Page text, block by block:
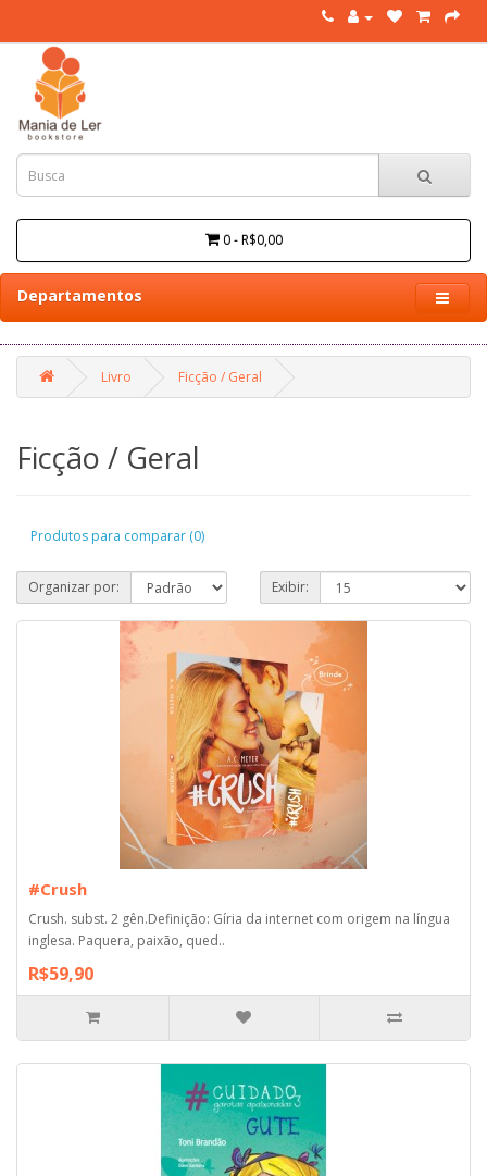
0 - R$0,00
Departamentos
Livro Ficção / Geral
Ficção / Geral
Produtos para comparar (0)
Organizar por: Exibir:
#Crush
Crush. subst. 2 gên.Definição: Gíria da internet com origem na língua
inglesa. Paquera, paixão, qued..
R$59,90